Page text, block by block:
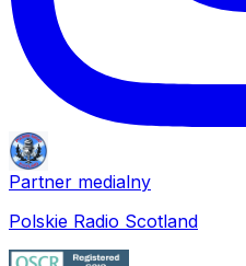
Partner medialny
Polskie Radio Scotland